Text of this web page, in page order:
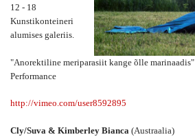
12 - 18
Kunstikonteineri
alumises galeriis.
"Anorektiline meriparasiit kange õlle marinaadis"
Performance
http://vimeo.com/user8592895
Cly/Suva & Kimberley Bianca (Austraalia)